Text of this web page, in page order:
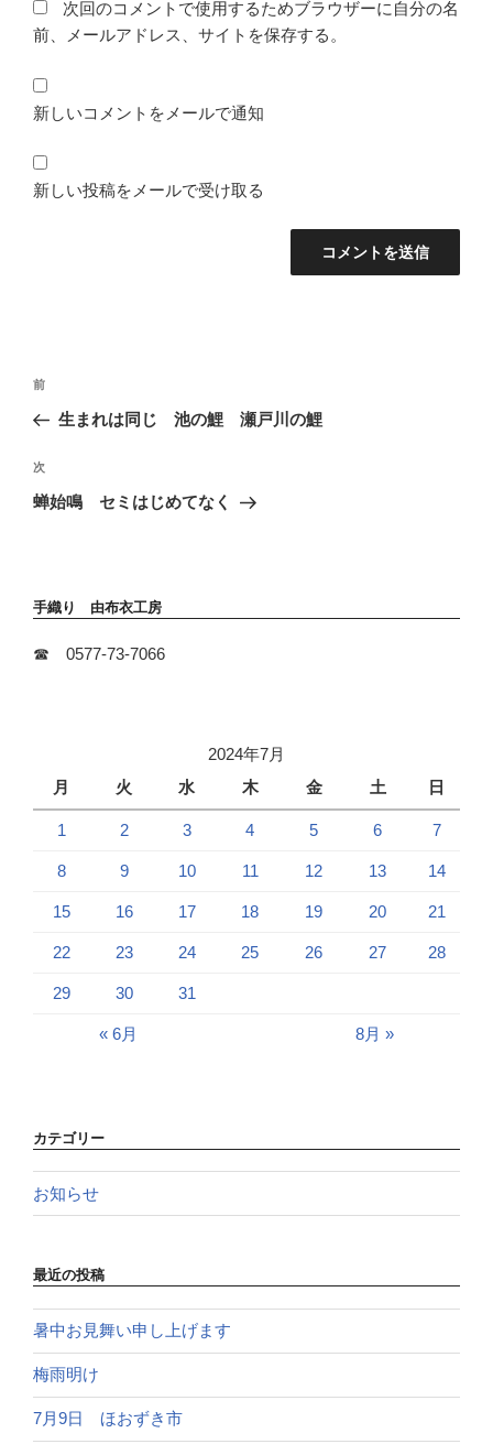
次回のコメントで使用するためブラウザーに自分の名
前、メールアドレス、サイトを保存する。
新しいコメントをメールで通知
新しい投稿をメールで受け取る
稿
ナ
ゲ
ー
前
の
稿
前
生まれは同じ 池の鯉 瀬戸川の鯉
次
の
次
蝉始鳴 セミはじめてなく
手織り 由布衣工房
☎ 0577-73-7066
2024年7月
月
火 水 木 金 土 日
1 2 3 4 5 6 7
8 9 10 11 12 13 14
15 16 17 18 19 20 21
22 23 24 25 26 27 28
29 30 31
« 6月 8月 »
カテゴリー
お知らせ
最近の投稿
暑中お見舞い申し上げます
梅雨明け
7月9日 ほおずき市